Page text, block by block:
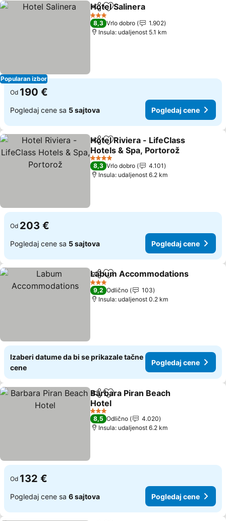
Popularan izbor
Deli Dodati u favorite
Hotel Salinera
3 Zvezdice
8,3 Vrlo dobro
1.902
Insula: udaljenost 5.1 km
Od 190 €
Pogledaj cene sa 5 sajtova Pogledaj cene
Deli Dodati u favorite
Hotel Riviera - LifeClass
Hotels & Spa, Portorož
Pogledaj cene
4 Zvezdice
8,3 Vrlo dobro
4.101
Insula: udaljenost 6.2 km
Od 203 €
Pogledaj cene sa 5 sajtova Pogledaj cene
Deli Dodati u favorite
Labum Accommodations
3 Zvezdice
9,2 Odlično
103
Insula: udaljenost 0.2 km
Izaberi datume da bi se prikazale tačne
cene
Pogledaj cene
Deli Dodati u favorite
Barbara Piran Beach
Hotel
Pogledaj cene
3 Zvezdice
8,5 Odlično
4.020
Insula: udaljenost 6.2 km
Od 132 €
Pogledaj cene sa 6 sajtova Pogledaj cene